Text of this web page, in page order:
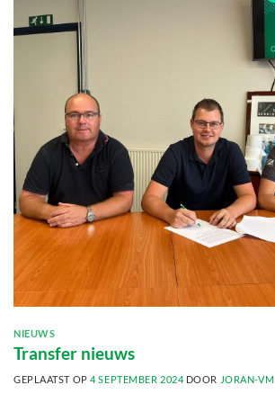
NIEUWS
Transfer nieuws
GEPLAATST OP4 SEPTEMBER 2024 DOOR JORAN-VM